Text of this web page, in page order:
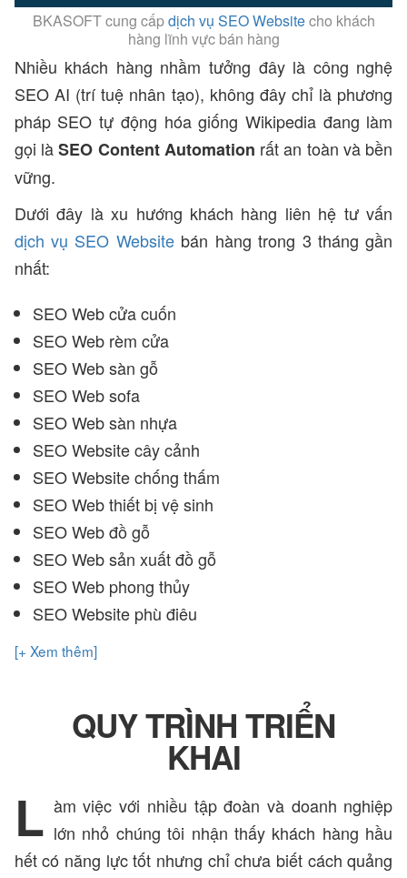
BKASOFT cung cấpdịch vụ SEO Websitecho khách
hàng lĩnh vực bán hàng
Nhiều khách hàng nhầm tưởng đây là công nghệ
SEO AI (trí tuệ nhân tạo), không đây chỉ là phương
pháp SEO tự động hóa giống Wikipedia đang làm
gọi làSEO Content Automation rất an toàn và bền
vững.
Dưới đây là xu hướng khách hàng liên hệ tư vấn
dịch vụ SEO Websitebán hàng trong 3 tháng gần
nhất:
SEO Web cửa cuốn
SEO Web rèm cửa
SEO Web sàn gỗ
SEO Web sofa
SEO Web sàn nhựa
SEO Website cây cảnh
SEO Website chống thấm
SEO Web thiết bị vệ sinh
SEO Web đồ gỗ
SEO Web sản xuất đồ gỗ
SEO Web phong thủy
SEO Website phù điêu
[+ Xem thêm]
QUY TRÌNH TRIỂN
KHAI
L àm việc với nhiều tập đoàn và doanh nghiệp
lớn nhỏ chúng tôi nhận thấy khách hàng hầu
hết có năng lực tốt nhưng chỉ chưa biết cách quảng